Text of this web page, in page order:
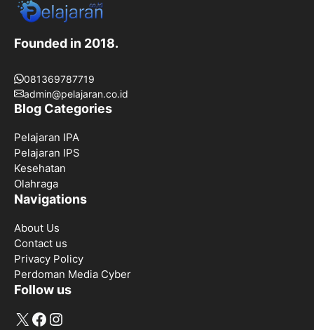
Founded in 2018.
081369787719
admin@pelajaran.co.id
Blog Categories
Pelajaran IPA
Pelajaran IPS
Kesehatan
Olahraga
Navigations
About Us
Contact us
Privacy Policy
Perdoman Media Cyber
Follow us
X Facebook
Instagram